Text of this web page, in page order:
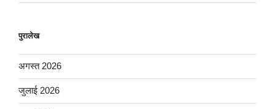
पुरालेख
अगस्त 2026
जुलाई 2026